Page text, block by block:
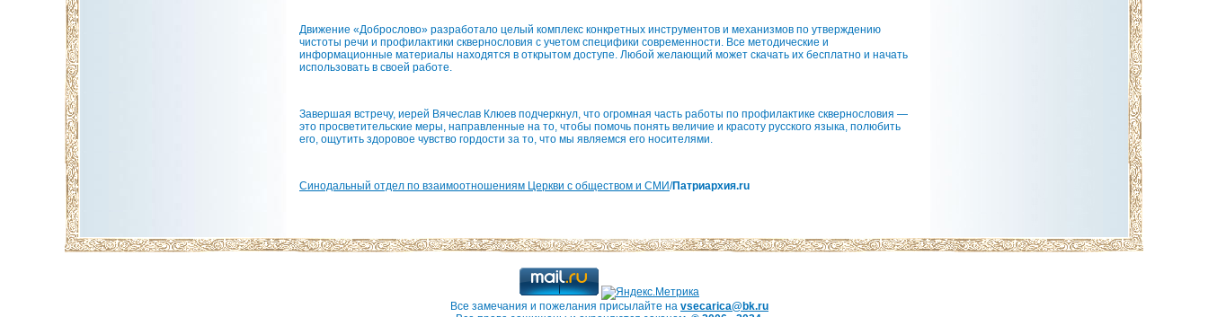
Движение «Доброслово» разработало целый комплекс конкретных инструментов и механизмов по утверждению
чистоты речи и профилактики сквернословия с учетом специфики современности. Все методические и
информационные материалы находятся в открытом доступе. Любой желающий может скачать их бесплатно и начать
использовать в своей работе.
Завершая встречу, иерей Вячеслав Клюев подчеркнул, что огромная часть работы по профилактике сквернословия —
это просветительские меры, направленные на то, чтобы помочь понять величие и красоту русского языка, полюбить
его, ощутить здоровое чувство гордости за то, что мы являемся его носителями.
Синодальный отдел по взаимоотношениям Церкви с обществом и СМИ/Патриархия.ru
Все замечания и пожелания присылайте на vsecarica@bk.ru